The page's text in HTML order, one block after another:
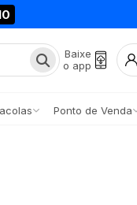
Baixe
o app
Ponto de Venda